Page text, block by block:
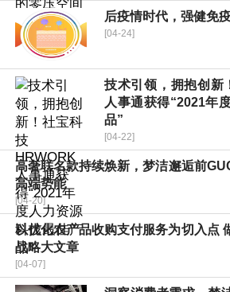
后疫情时代，强健免
[04-24]
技术引领，拥抱创新
人事通获得“2021年
品”
[04-22]
高奢联名款持续焕新，梦洁邂逅前
高端势能
[04-20]
以优化农产品收购支付服务为切入点
战略大文章
[04-07]